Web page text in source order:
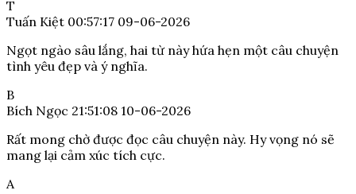
T
Tuấn Kiệt 00:57:17 09-06-2026
Ngọt ngào sâu lắng, hai từ này hứa hẹn một câu chuyện
tình yêu đẹp và ý nghĩa.
B
Bích Ngọc 21:51:08 10-06-2026
Rất mong chờ được đọc câu chuyện này. Hy vọng nó sẽ
mang lại cảm xúc tích cực.
A